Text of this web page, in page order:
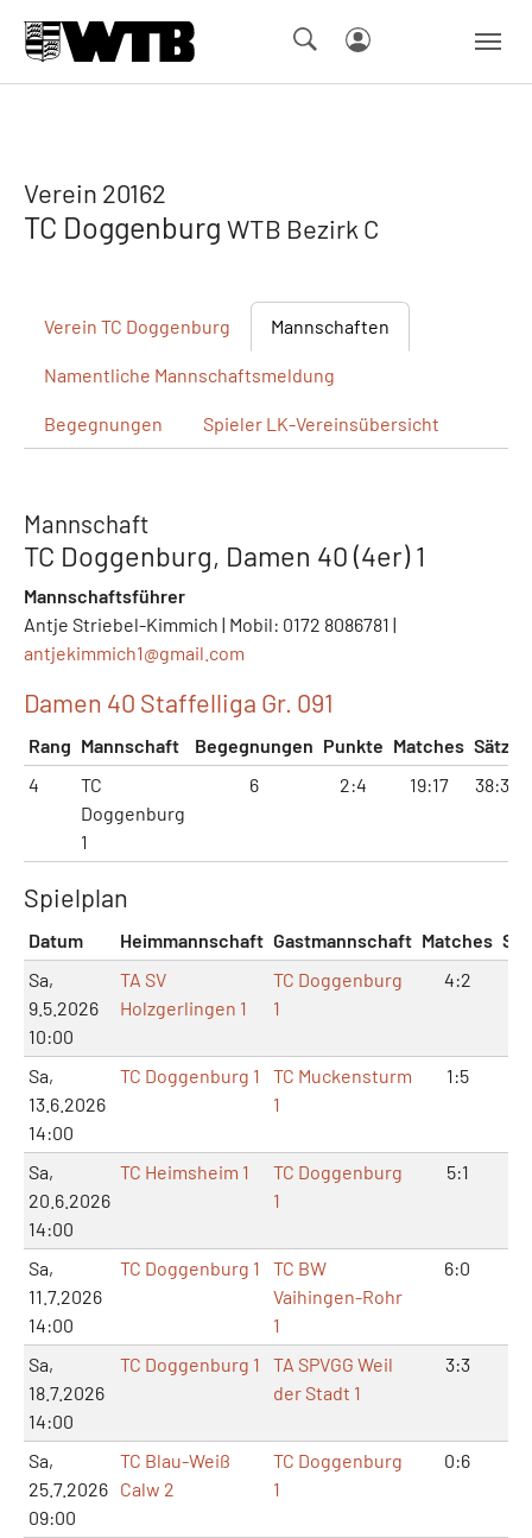
Verein 20162
TC Doggenburg WTB Bezirk C
Verein TC Doggenburg Mannschaften
Namentliche Mannschaftsmeldung
Begegnungen Spieler LK-Vereinsübersicht
Mannschaft
TC Doggenburg, Damen 40 (4er) 1
Mannschaftsführer
Antje Striebel-Kimmich | Mobil: 0172 8086781 |
antjekimmich1@gmail.com
Damen 40 Staffelliga Gr. 091
Rang Mannschaft Begegnungen Punkte Matches Sätze
4
TC
Doggenburg
1
6 2:4 19:17 38:37
Spielplan
Datum Heimmannschaft Gastmannschaft Matches
Sa,
9.5.2026
10:00
TA SV
Holzgerlingen 1
TC Doggenburg
1
4:2
Sa,
13.6.2026
14:00
TC Doggenburg 1
TC Muckensturm
1
1:5
Sa,
20.6.2026
14:00
TC Heimsheim 1
TC Doggenburg
1
5:1
Sa,
11.7.2026
14:00
TC Doggenburg 1
TC BW
Vaihingen-Rohr
1
6:0
Sa,
18.7.2026
14:00
TC Doggenburg 1
TA SPVGG Weil
der Stadt 1
3:3
Sa,
25.7.2026
09:00
TC Blau-Weiß
Calw 2
TC Doggenburg
1
0:6